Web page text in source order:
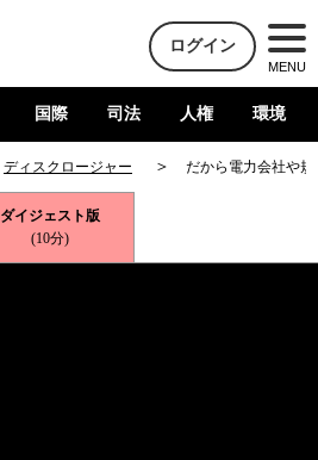
ログイン
MENU
国際 司法 人権 環境
ディスクロージャー だから電力会社や
ダイジェスト版
(10分)